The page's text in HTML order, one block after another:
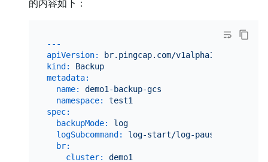
的内容如下：
---
apiVersion:
br.pingcap.com/v1alpha1
kind:
Backup
metadata:
name:
demo1-backup-gcs
namespace:
test1
spec:
backupMode:
log
logSubcommand:
log-start/log-pause/log-stop
br:
cluster:
demo1